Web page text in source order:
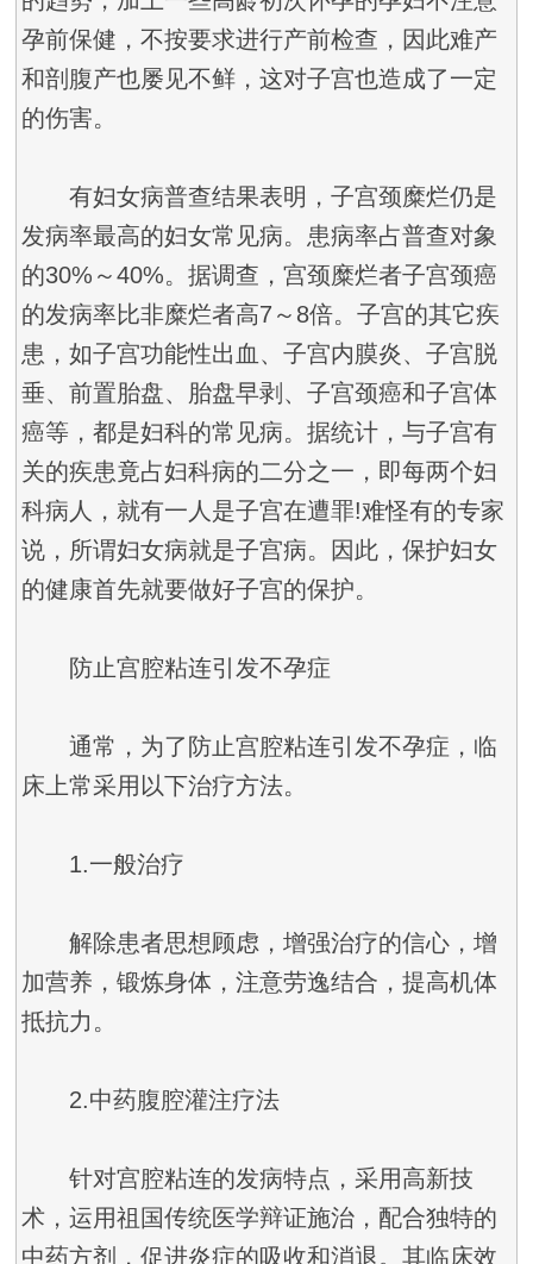
孕前保健，不按要求进行产前检查，因此难产
和剖腹产也屡见不鲜，这对子宫也造成了一定
的伤害。
有妇女病普查结果表明，子宫颈糜烂仍是
发病率最高的妇女常见病。患病率占普查对象
的30%～40%。据调查，宫颈糜烂者子宫颈癌
的发病率比非糜烂者高7～8倍。子宫的其它疾
患，如子宫功能性出血、子宫内膜炎、子宫脱
垂、前置胎盘、胎盘早剥、子宫颈癌和子宫体
癌等，都是妇科的常见病。据统计，与子宫有
关的疾患竟占妇科病的二分之一，即每两个妇
科病人，就有一人是子宫在遭罪!难怪有的专家
说，所谓妇女病就是子宫病。因此，保护妇女
的健康首先就要做好子宫的保护。
防止宫腔粘连引发不孕症
通常，为了防止宫腔粘连引发不孕症，临
床上常采用以下治疗方法。
1.一般治疗
解除患者思想顾虑，增强治疗的信心，增
加营养，锻炼身体，注意劳逸结合，提高机体
抵抗力。
2.中药腹腔灌注疗法
针对宫腔粘连的发病特点，采用高新技
术，运用祖国传统医学辩证施治，配合独特的
中药方剂，促进炎症的吸收和消退。其临床效